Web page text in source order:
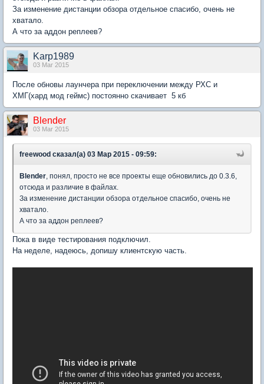
За изменение дистанции обзора отдельное спасибо, очень не
хватало.
А что за аддон реплеев?
Karp1989
03 Mar 2015
После обновы лаунчера при переключении между РХС и
ХМГ(хард мод геймс) постоянно скачивает 5 кб
Blender
03 Mar 2015
freewood сказал(а) 03 Мар 2015 - 09:59:
Blender, понял, просто не все проекты еще обновились до 0.3.6,
отсюда и различие в файлах.
За изменение дистанции обзора отдельное спасибо, очень не
хватало.
А что за аддон реплеев?
Пока в виде тестирования подключил.
На неделе, надеюсь, допишу клиентскую часть.